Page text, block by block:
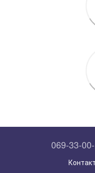
069-33-